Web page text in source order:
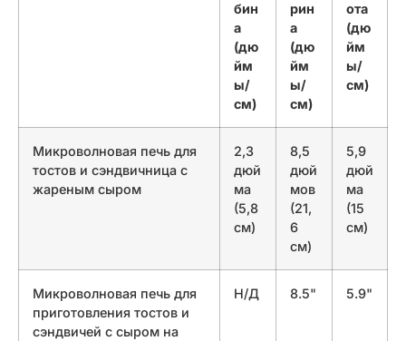
бин
а
(дю
йм
ы/
см)
рин
а
(дю
йм
ы/
см)
ота
(дю
йм
ы/
см)
Микроволновая печь для
тостов и сэндвичница с
жареным сыром
2,3
дюй
ма
(5,8
см)
8,5
дюй
мов
(21,
6
см)
5,9
дюй
ма
(15
см)
Микроволновая печь для
приготовления тостов и
сэндвичей с сыром на
Н/Д 8.5" 5.9"